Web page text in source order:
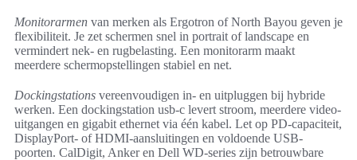
Monitorarmen van merken als Ergotron of North Bayou geven je
flexibiliteit. Je zet schermen snel in portrait of landscape en
vermindert nek- en rugbelasting. Een monitorarm maakt
meerdere schermopstellingen stabiel en net.
Dockingstations vereenvoudigen in- en uitpluggen bij hybride
werken. Een dockingstation usb-c levert stroom, meerdere video-
uitgangen en gigabit ethernet via één kabel. Let op PD-capaciteit,
DisplayPort- of HDMI-aansluitingen en voldoende USB-
poorten. CalDigit, Anker en Dell WD-series zijn betrouwbare